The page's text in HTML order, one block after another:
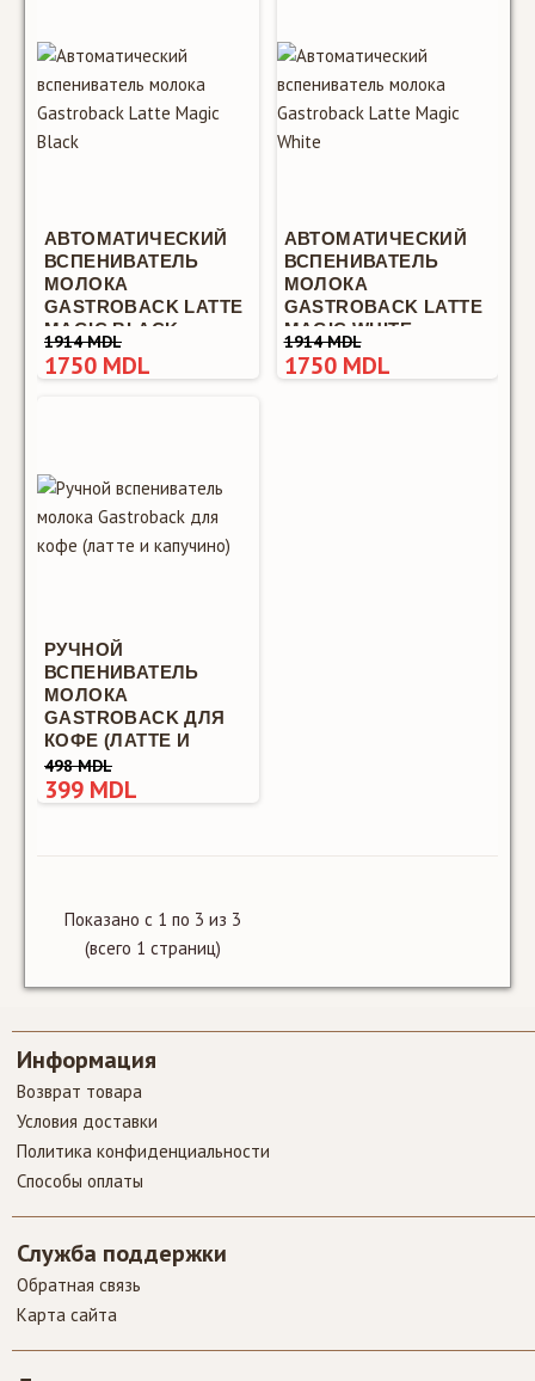
Автоматический
Latte Magic
Black
1914 MDL
1750 MDL
молока Gastroback
Latte Magic
BlackАвтоматический
вспениватель
молока Ga..
вспениватель
молока
Gastroback
Latte Magic
White
1914 MDL
АВТОМАТИЧЕСКИЙ
ВСПЕНИВАТЕЛЬ
МОЛОКА
GASTROBACK LATTE
MAGIC BLACK
1914 MDL
1750 MDL
АВТОМАТИЧЕСКИЙ
ВСПЕНИВАТЕЛЬ
МОЛОКА
GASTROBACK LATTE
MAGIC WHITE
1914 MDL
1750 MDL
РУЧНОЙ
ВСПЕНИВАТЕЛЬ
МОЛОКА
GASTROBACK ДЛЯ
КОФЕ (ЛАТТЕ И
КАПУЧИНО)
498 MDL
399 MDL
Показано с 1 по 3 из 3
(всего 1 страниц)
Информация
Возврат товара
Условия доставки
Политика конфиденциальности
Способы оплаты
Служба поддержки
Обратная связь
Карта сайта